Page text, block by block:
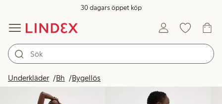
30 dagars öppet köp
Underkläder Bh Bygellös